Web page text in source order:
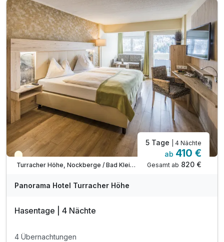
inkl. kuschlige Bademäntel auf dem Zimmer
inkl. Wellnesstasche auf dem Zimmer
inkl. Nutzung des Fitnessraumes
inkl. Butlercard (wenn verfügbar)
inkl. romantische Zimmerdekoration
inkl. Prosecco und Käsevariation auf dem Zimmer
Saisonal verfügbar
Turracher Höhe, Nockberge / Bad Kleinkirchheim
5 Tage | 4 Nächte
ab 410 €
Gesamt ab 820 €
Panorama Hotel Turracher Höhe
Hasentage | 4 Nächte
4 Übernachtungen